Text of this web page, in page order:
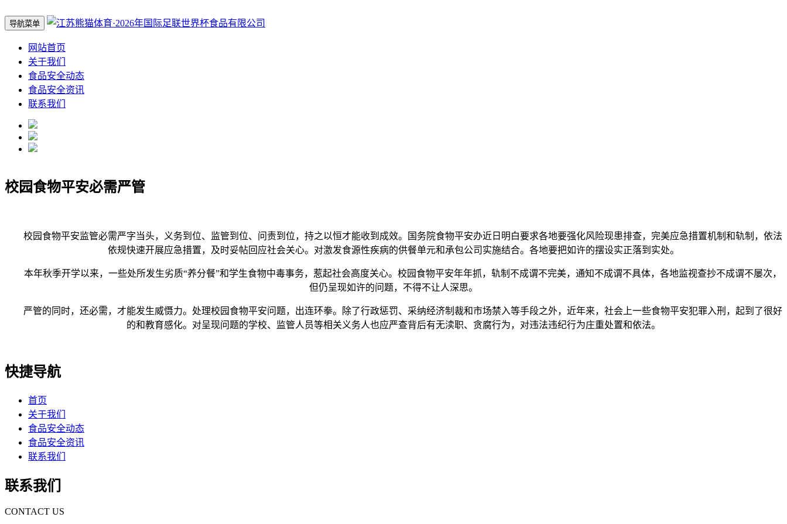
导航菜单
网站首页
关于我们
食品安全动态
食品安全资讯
联系我们
校园食物平安必需严管
校园食物平安监管必需严字当头，义务到位、监管到位、问责到位，持之以恒才能收到成效。国务院食物平安办近日明白要求各地要强化风险现患排查，完美应急措置机制和轨制，依法
依规快速开展应急措置，及时妥帖回应社会关心。对激发食源性疾病的供餐单元和承包公司实施结合。各地要把如许的摆设实正落到实处。
本年秋季开学以来，一些处所发生劣质“养分餐”和学生食物中毒事务，惹起社会高度关心。校园食物平安年年抓，轨制不成谓不完美，通知不成谓不具体，各地监视查抄不成谓不屡次，
但仍呈现如许的问题，不得不让人深思。
严管的同时，还必需，才能发生威慑力。处理校园食物平安问题，出连环拳。除了行政惩罚、采纳经济制裁和市场禁入等手段之外，近年来，社会上一些食物平安犯罪入刑，起到了很好
的和教育感化。对呈现问题的学校、监管人员等相关义务人也应严查背后有无渎职、贪腐行为，对违法违纪行为庄重处置和依法。
快捷导航
首页
关于我们
食品安全动态
食品安全资讯
联系我们
联系我们
CONTACT US